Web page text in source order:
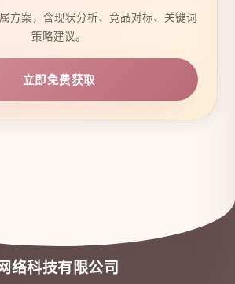
方案，含现状分析、竞品对标、关键词
策略建议。
立即免费获取
络科技有限公司